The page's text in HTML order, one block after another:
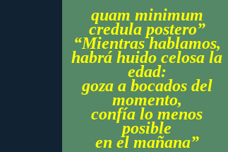
quam minimum
credula postero”
“Mientras hablamos,
habrá huido celosa la
edad:
goza a bocados del
momento,
confía lo menos
posible
en el mañana”